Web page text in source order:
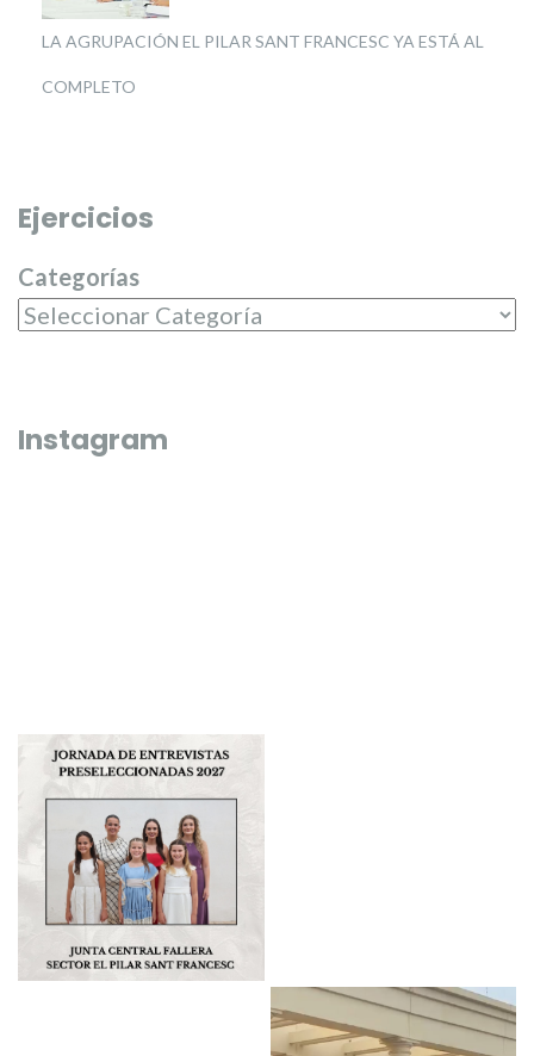
LA AGRUPACIÓN EL PILAR SANT FRANCESC YA ESTÁ AL
COMPLETO
Ejercicios
Categorías
Instagram
El passat diumenge 19 de juliol les nostres candidates, Carmen,
Carla, Beatriz, Paula, Laura i Andrea varen tindre la varen tindre
jornada d’entrevistes en els mijos de comunicació 🎙️🗞️
La preselecció sempre és un acte i una nit emocionant ✨
Así vivimos la preselección de